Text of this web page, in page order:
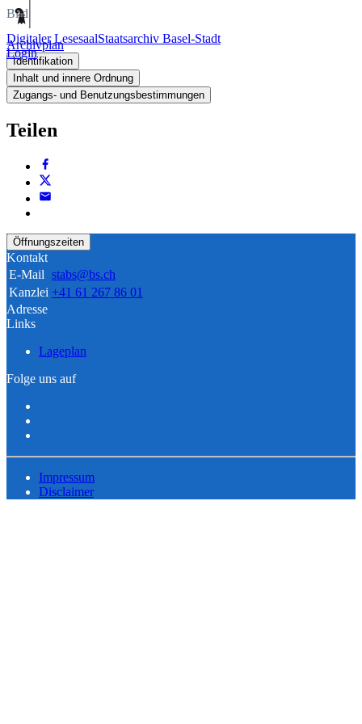
Digitaler LesesaalStaatsarchiv Basel-Stadt
Login
Bild
Archivplan
Identifikation
Inhalt und innere Ordnung
Zugangs- und Benutzungsbestimmungen
Teilen
Öffnungszeiten
Kontakt
E-Mail stabs@bs.ch
Kanzlei +41 61 267 86 01
Adresse
Links
Lageplan
Folge uns auf
Impressum
Disclaimer